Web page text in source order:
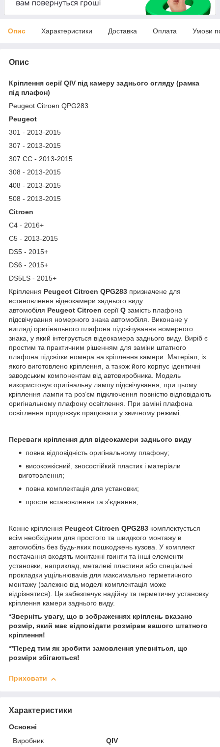
Опис Характеристики Доставка Оплата Умови
Опис
Кріплення серії QIV під камеру заднього огляду (рамка
під плафон)
Peugeot Citroen QPG283
Peugeot
301 - 2013-2015
307 - 2013-2015
307 CC - 2013-2015
308 - 2013-2015
408 - 2013-2015
508 - 2013-2015
Citroen
C4 - 2016+
C5 - 2013-2015
DS5 - 2015+
DS6 - 2015+
DS5LS - 2015+
Кріплення Peugeot Citroen QPG283 призначене для
встановлення відеокамери заднього виду
автомобіля Peugeot Citroen серії Q замість плафона
підсвічування номерного знака автомобіля. Виконане у
вигляді оригінального плафона підсвічування номерного
знака, у який інтегрується відеокамера заднього виду. Виріб є
простим та практичним рішенням для заміни штатного
плафона підсвітки номера на кріплення камери. Матеріал, із
якого виготовлено кріплення, а також його корпус ідентичні
заводським компонентам від автовиробника. Модель
використовує оригінальну лампу підсвічування, при цьому
кріплення лампи та роз’єм підключення повністю відповідають
оригінальному плафону освітлення. При заміні плафона
освітлення продовжує працювати у звичному режимі.
Переваги кріплення для відеокамери заднього виду
повна відповідність оригінальному плафону;
високоякісний, зносостійкий пластик і матеріали
виготовлення;
повна комплектація для установки;
просте встановлення та з’єднання;
Кожне кріплення Peugeot Citroen QPG283 комплектується
всім необхідним для простого та швидкого монтажу в
автомобіль без будь-яких пошкоджень кузова. У комплект
постачання входять монтажні гвинти та інші елементи
установки, наприклад, металеві пластини або спеціальні
прокладки ущільнювачів для максимально герметичного
монтажу (залежно від моделі комплектація може
відрізнятися). Це забезпечує надійну та герметичну установку
кріплення камери заднього виду.
*Зверніть увагу, що в зображеннях кріплень вказано
розмір, який має відповідати розмірам вашого штатного
кріплення!
**Перед тим як зробити замовлення упевніться, що
розміри збігаються!
Приховати
Характеристики
Основні
Виробник
QIV